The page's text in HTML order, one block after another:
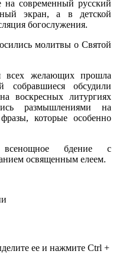
на современный русский
экран, а в детской
богослужения.
молитвы о Святой
всех желающих прошла
собравшиеся обсудили
воскресных литургиях
размышлениями на
которые особенно
бдение с
освященным елеем.
ее и нажмите Ctrl +